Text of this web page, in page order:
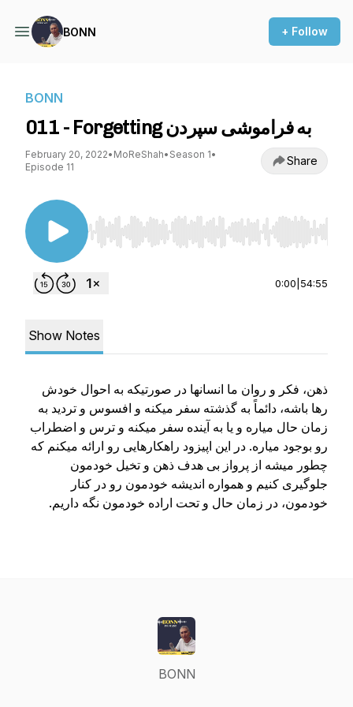
BONN + Follow
BONN
011 - Forgetting به فراموشی سپردن
February 20, 2022• MoReShah• Season 1•
Episode 11
Share
Use Left/Right to seek, Home/End to jump to
0:00 54:55
Show Notes
ذهن، فکر و روان ما انسانها در صورتیکه به احوال خودش
رها باشه، دائماً به گذشته سفر میکنه و افسوس و تردید به
زمان حال میاره و یا به آینده سفر میکنه و ترس و اضطراب
رو بوجود میاره. در این اپیزود راهکارهایی رو ارائه میکنم که
چطور میشه از پرواز بی هدف ذهن و تخیل خودمون
جلوگیری کنیم و همواره اندیشه خودمون رو در کنار
خودمون، در زمان حال و تحت اراده خودمون نگه داریم.
BONN